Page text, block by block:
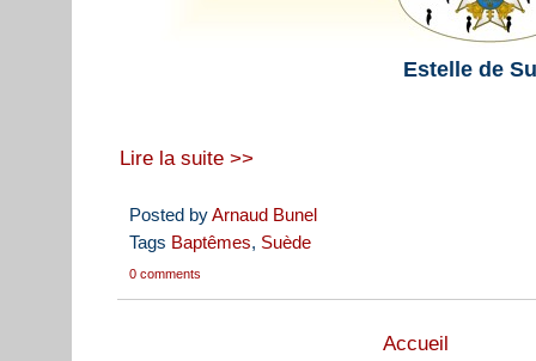
Estelle de
Lire la suite >>
Posted byArnaud Bunel
Tags Baptêmes, Suède
0 comments
Accueil